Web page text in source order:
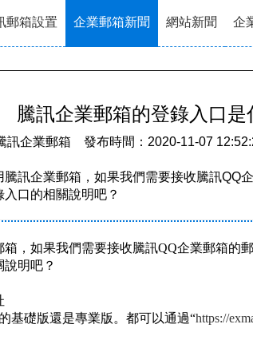
郵箱設置 企業郵箱新聞 網站新聞 企
騰訊企業郵箱的登錄入口是
訊企業郵箱 發布時間：2020-11-07
訊企業郵箱，如果我們需要接收騰訊QQ
口的相關說明吧？
，如果我們需要接收騰訊QQ企業郵箱的
說明吧？
基礎版還是專業版。都可以通過“https://